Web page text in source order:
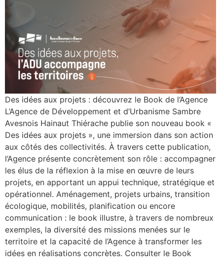
Des idées aux projets : découvrez le Book de l’Agence
L’Agence de Développement et d’Urbanisme Sambre
Avesnois Hainaut Thiérache publie son nouveau book «
Des idées aux projets », une immersion dans son action
aux côtés des collectivités. À travers cette publication,
l’Agence présente concrètement son rôle : accompagner
les élus de la réflexion à la mise en œuvre de leurs
projets, en apportant un appui technique, stratégique et
opérationnel. Aménagement, projets urbains, transition
écologique, mobilités, planification ou encore
communication : le book illustre, à travers de nombreux
exemples, la diversité des missions menées sur le
territoire et la capacité de l’Agence à transformer les
idées en réalisations concrètes. Consulter le Book